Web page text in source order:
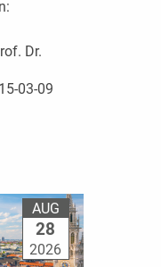
Dr.
03-09
AUG
28
2026